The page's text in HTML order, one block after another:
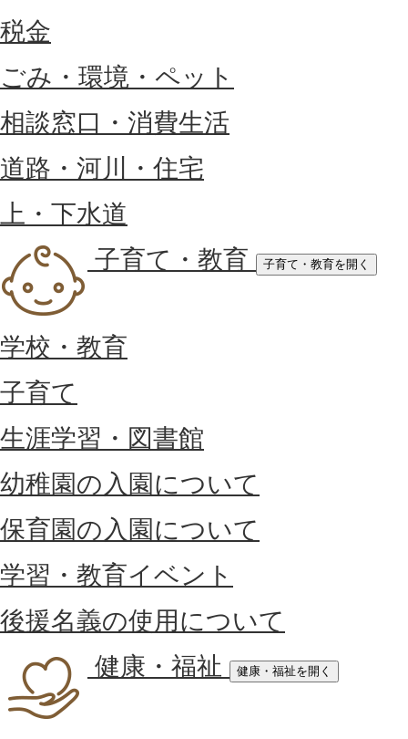
税金
ごみ・環境・ペット
相談窓口・消費生活
道路・河川・住宅
上・下水道
子育て・教育
子育て・教育を開く
学校・教育
子育て
生涯学習・図書館
幼稚園の入園について
保育園の入園について
学習・教育イベント
後援名義の使用について
健康・福祉
健康・福祉を開く